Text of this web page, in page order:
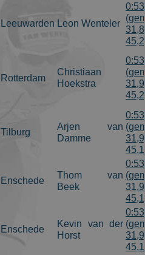
Leeuwarden Leon Wenteler
Rotterdam
Christiaan
Hoekstra
Tilburg
Arjen van
Damme
Enschede
Thom van
Beek
Enschede
Kevin van der
Horst